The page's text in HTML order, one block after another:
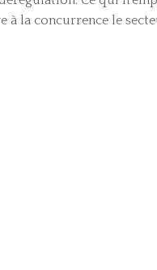
la concurrence le